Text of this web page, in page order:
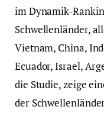
im Dynamik-
Schwellenländer,
Vietnam, China,
Ecuador, Israel,
die Studie, zeige
der